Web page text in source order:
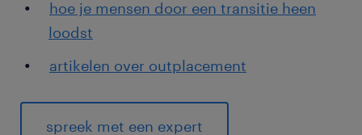
hoe je mensen door een transitie heen
loodst
artikelen over outplacement
spreek met een expert